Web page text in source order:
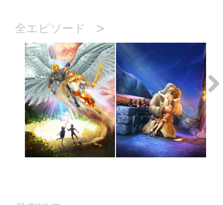
全エピソード >